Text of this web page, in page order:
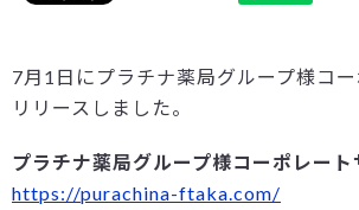
7月1日にプラチナ薬局グループ様コ
リリースしました。
プラチナ薬局グループ様コーポレート
https://purachina-ftaka.com/